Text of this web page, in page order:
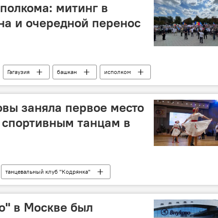
митинг в
и очередной перенос
Гагаузия башкан исполком
заняла первое место
танцам в
танцевальный клуб "Кодрянка"
в Москве был